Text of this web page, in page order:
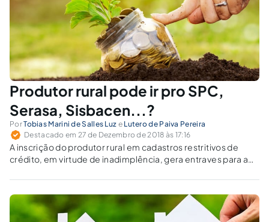
Produtor rural pode ir pro SPC,
Serasa, Sisbacen...?
PorTobias Marini de Salles Luz e Lutero de Paiva Pereira
Destacado em 27 de Dezembro de 2018 às 17:16
A inscrição do produtor rural em cadastros restritivos de
crédito, em virtude de inadimplência, gera entraves para a
desenvolvimento da atividade agrícola e o bem-estar do
povo (art. 1º, da Lei 4.829/65).